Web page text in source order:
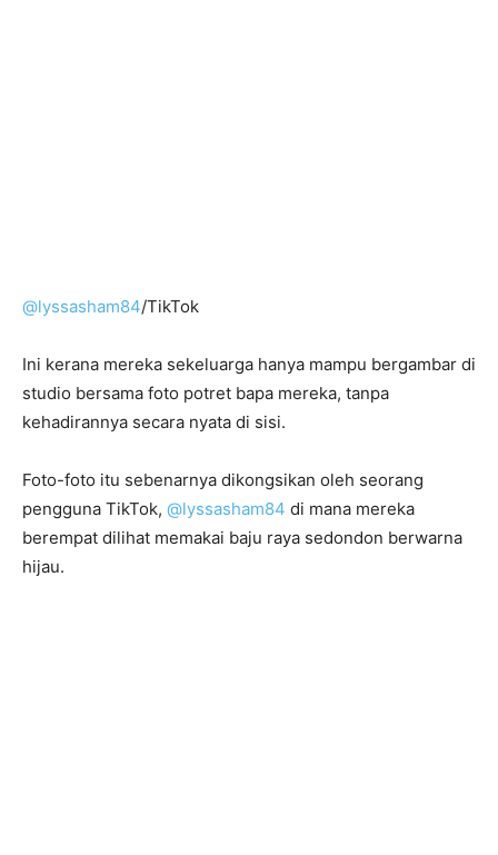
@lyssasham84/TikTok
Ini kerana mereka sekeluarga hanya mampu bergambar di
studio bersama foto potret bapa mereka, tanpa
kehadirannya secara nyata di sisi.
Foto-foto itu sebenarnya dikongsikan oleh seorang
pengguna TikTok, @lyssasham84 di mana mereka
berempat dilihat memakai baju raya sedondon berwarna
hijau.